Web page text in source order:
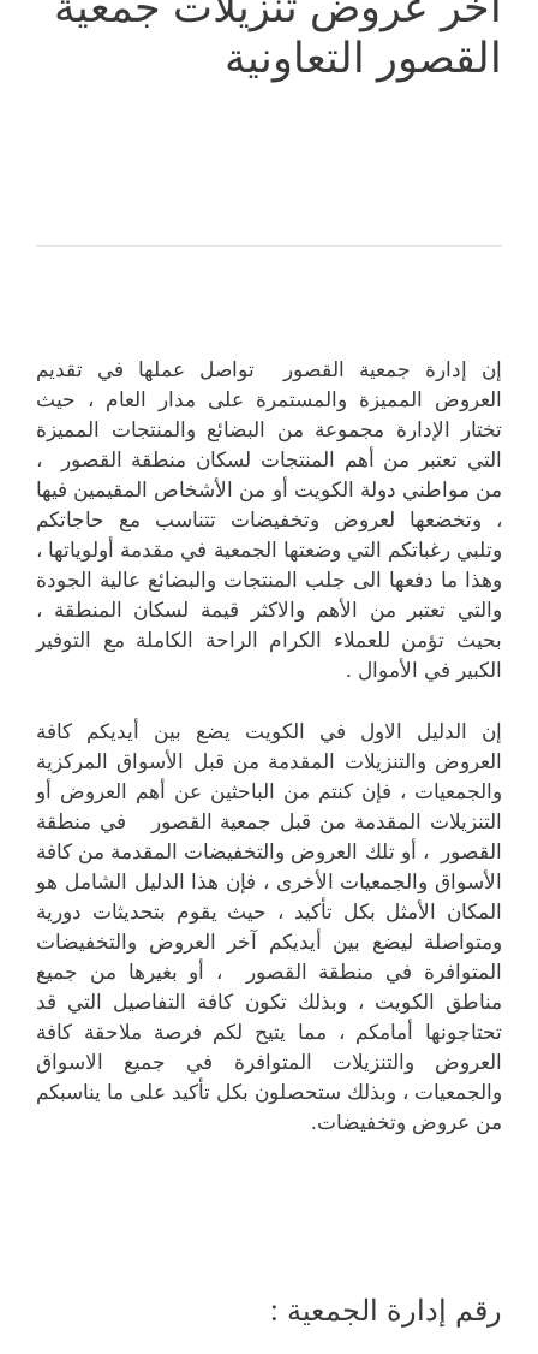
القصور التعاونية
إن إدارة جمعية القصور تواصل عملها في تقديم
العروض المميزة والمستمرة على مدار العام ، حيث
تختار الإدارة مجموعة من البضائع والمنتجات المميزة
التي تعتبر من أهم المنتجات لسكان منطقة القصور ،
من مواطني دولة الكويت أو من الأشخاص المقيمين فيها
، وتخضعها لعروض وتخفيضات تتناسب مع حاجاتكم
وتلبي رغباتكم التي وضعتها الجمعية في مقدمة أولوياتها ،
وهذا ما دفعها الى جلب المنتجات والبضائع عالية الجودة
والتي تعتبر من الأهم والاكثر قيمة لسكان المنطقة ،
بحيث تؤمن للعملاء الكرام الراحة الكاملة مع التوفير
الكبير في الأموال .
إن الدليل الاول في الكويت يضع بين أيديكم كافة
العروض والتنزيلات المقدمة من قبل الأسواق المركزية
والجمعيات ، فإن كنتم من الباحثين عن أهم العروض أو
التنزيلات المقدمة من قبل جمعية القصور في منطقة
القصور ، أو تلك العروض والتخفيضات المقدمة من كافة
الأسواق والجمعيات الأخرى ، فإن هذا الدليل الشامل هو
المكان الأمثل بكل تأكيد ، حيث يقوم بتحديثات دورية
ومتواصلة ليضع بين أيديكم آخر العروض والتخفيضات
المتوافرة في منطقة القصور ، أو بغيرها من جميع
مناطق الكويت ، وبذلك تكون كافة التفاصيل التي قد
تحتاجونها أمامكم ، مما يتيح لكم فرصة ملاحقة كافة
العروض والتنزيلات المتوافرة في جميع الاسواق
والجمعيات ، وبذلك ستحصلون بكل تأكيد على ما يناسبكم
من عروض وتخفيضات.
رقم إدارة الجمعية :